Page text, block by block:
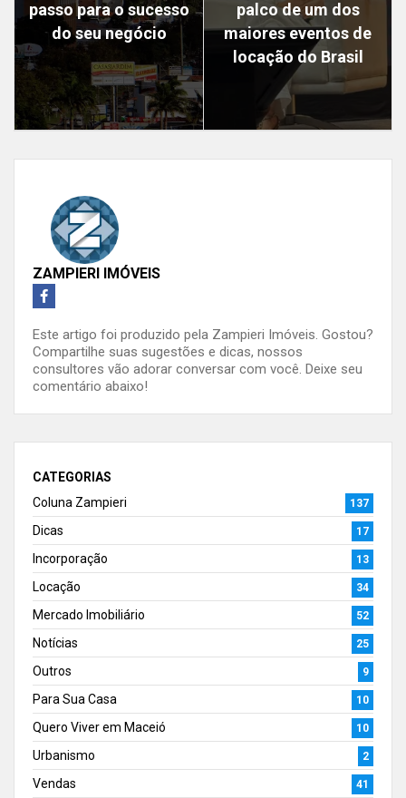
passo para o sucesso
do seu negócio
palco de um dos
maiores eventos de
locação do Brasil
ZAMPIERI IMÓVEIS
Este artigo foi produzido pela Zampieri Imóveis. Gostou?
Compartilhe suas sugestões e dicas, nossos
consultores vão adorar conversar com você. Deixe seu
comentário abaixo!
CATEGORIAS
Coluna Zampieri
137
Dicas 17
Incorporação 13
Locação 34
Mercado Imobiliário 52
Notícias 25
Outros 9
Para Sua Casa 10
Quero Viver em Maceió 10
Urbanismo 2
Vendas 41